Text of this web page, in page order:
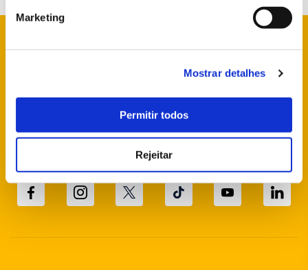
Marketing
Mostrar detalhes
Permitir todos
Rejeitar
+351 21 923 73 00
SIGA-NOS NAS REDES SOCIAIS